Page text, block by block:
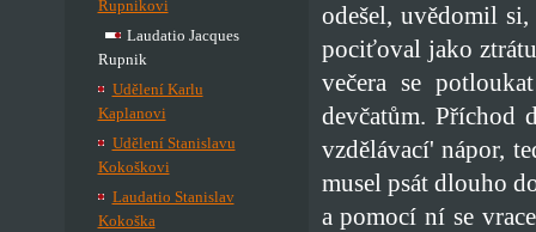
Rupnikovi
Laudatio Jacques
Rupnik
Udělení Karlu
Kaplanovi
Udělení Stanislavu
Kokoškovi
Laudatio Stanislav
Kokoška
odešel, uvědomil
pociťoval jako
večera se
devčatům. Příchod
vzdělávací' nápor,
musel psát dlouho
a pomocí ní se